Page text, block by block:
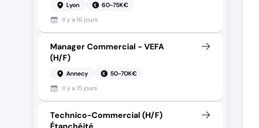
Lyon
60-75K€
Il y a16 jours
Manager Commercial - VEFA
(H/F)
Annecy
50-70K€
Il y a15 jours
Technico-Commercial (H/F)